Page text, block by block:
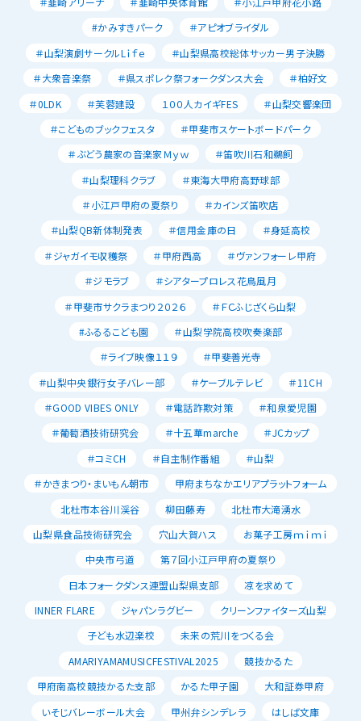
#かみすきパーク
＃アピオブライダル
＃山梨演劇サークルLｉｆｅ
＃山梨県高校総体サッカー男子決勝
＃大衆音楽祭
＃県スポレク祭フォークダンス大会
＃柏好文
＃0LDK
＃芙蓉建設 １００人カイギFES
＃山梨交響楽団
＃こどものブックフェスタ
＃甲斐市スケートボードパーク
＃ぶどう農家の音楽家Ｍｙｗ
＃笛吹川石和鵜飼
＃山梨理科クラブ
＃東海大甲府高野球部
＃小江戸甲府の夏祭り
＃カインズ笛吹店
＃山梨QB新体制発表
＃信用金庫の日
＃身延高校
＃ジャガイモ収穫祭
＃甲府西高
＃ヴァンフォーレ甲府
＃ジモラブ
＃シアタープロレス花鳥風月
＃甲斐市サクラまつり２０２６
＃ＦＣふじざくら山梨
#ふるるこども園
＃山梨学院高校吹奏楽部
＃ライブ映像１１９
＃甲斐善光寺
＃山梨中央銀行女子バレー部
＃ケーブルテレビ
＃11CH
＃GOOD VIBES ONLY
＃電話詐欺対策
＃和泉愛児園
＃葡萄酒技術研究会
＃十五華marche
＃JCカップ
＃コミCH
＃自主制作番組
＃山梨
＃かきまつり・まいもん朝市
甲府まちなかエリアプラットフォーム
北杜市本谷川渓谷
柳田藤寿
北杜市大滝湧水
山梨県食品技術研究会
穴山大賀ハス
お菓子工房ｍｉｍｉ
中央市弓道
第７回小江戸甲府の夏祭り
日本フォークダンス連盟山梨県支部
凉を求めて
INNER FLARE
ジャパンラグビー
クリーンファイターズ山梨
子ども水辺楽校
未来の荒川をつくる会
AMARIYAMAMUSICFESTIVAL2025
競技かるた
甲府南高校競技かるた支部
かるた甲子園
大和証券甲府
いそじバレーボール大会
甲州弁シンデレラ
はしば文庫